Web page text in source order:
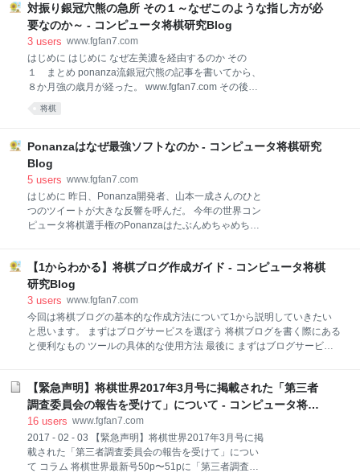
ドしたものを次の図のように配置 ５、elmo.shogiからApery_formatの中
のbook.binファイルをbookフォルダの中にコピペする。（階層的には
bookフォルダ→20150503フォルダ→book.binのファイルとなりま
対振り銀冠穴熊の急所 その１～なぜこのような指し方が必
要なのか～ - コンピュータ将棋研究Blog
3 users www.fgfan7.com
はじめに はじめに なぜ左美濃を経由するのか その
１ まとめ ponanza流銀冠穴熊の記事を書いてから、
８か月強の歳月が経った。 www.fgfan7.com その後、
増田四段がこの戦法を公式戦で採用してから注目度が
一気に上がり、他の棋士も採用しはじめるようになっ
法を解説した新刊も発売される） 堅陣で圧勝! 対振り
銀冠穴熊 (マイナビ将棋BOOKS) posted with ヨメレバ
増田 康宏 マイナビ出版 2017-06-14 Amazon Kindle 楽
を採用する方が増えてきたが、まだまだ情報が少なく
指し方が難しいという話も聞く。 今回からシリーズも
のとして、この対振り銀冠穴熊システム（左美濃→銀
その指しこなす急所を
将棋
Ponanzaはなぜ最強ソフトなのか - コンピュータ将棋研究
Blog
5 users www.fgfan7.com
はじめに 昨日、Ponanza開発者、山本一成さんのひと
つのツイートが大きな反響を呼んだ。 今年の世界コン
ピュータ将棋選手権のPonanzaはたぶんめちゃめちゃ
るかもしれない。 — 山本一成@Ponanza電王
(@issei_y) 2017年3月29日 コンピュータ将棋はこれま
でにも様々な技術的なブレイクスルーがあり進歩し続
けてきた。 yaneuraou.yaneu.com ポイド 2016年7月
22日 10:09 より: 本記事は今年のコンピュータ将棋の
トレンドみたいな感じがするんですが、ここ数年の伸
本記事の内容を1,2年早くやってますね。それ以外の上
位チームは、ほと
【1からわかる】将棋ブログ作成ガイド - コンピュータ将棋
研究Blog
3 users www.fgfan7.com
今回は将棋ブログの基本的な作成方法について1から説明していきたい
と思います。 まずはブログサービスを選ぼう 将棋ブログを書く際にある
と便利なもの ツールの具体的な使用方法 最後に まずはブログサービス
し、livedoorブログも評判は悪くないです。 そして、初めから自由にブ
ログを作り込みたい人はWordPressがいいでしょう。 （無料ブログはそ
れぞれある程度制限があります） 将棋ブログを書く際にあると便利なも
の 個人的にはこれらは必需品です。 「局面図の作成に」 ・局面図作成
局面図作成 ・狼将棋さんのSVG形式の局面図
http://www.geocities.jp/ookami_maasa/shogizumen ・棋泉 for Win 棋泉
【緊急声明】将棋世界2017年3月号に掲載された「第三者
調査委員会の報告を受けて」について - コンピュータ将棋
研究Blog
16 users www.fgfan7.com
2017 - 02 - 03 【緊急声明】将棋世界2017年3月号に掲
載された「第三者調査委員会の報告を受けて」につい
て コラム 将棋世界最新号50p〜51pに「第三者調査委